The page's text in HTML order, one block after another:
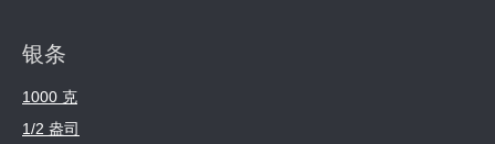
银条
1000 克
1/2 盎司